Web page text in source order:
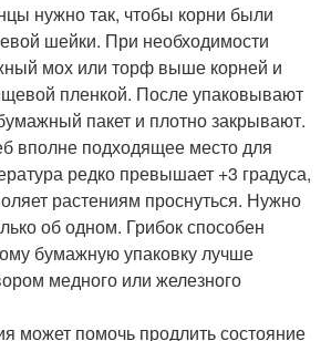
нужно так, чтобы корни были
шейки. При необходимости
мох или торф выше корней и
пленкой. После упаковывают
пакет и плотно закрывают.
вполне подходящее место для
редко превышает +3 градуса,
растениям проснуться. Нужно
об одном. Грибок способен
бумажную упаковку лучше
медного или железного
может помочь продлить состояние